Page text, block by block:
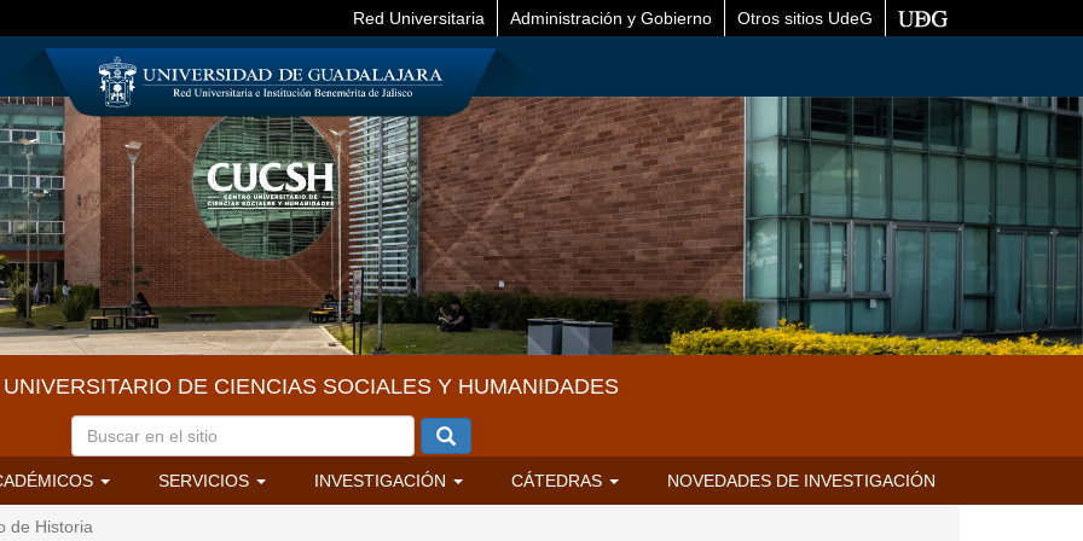
Red Universitaria Administración y Gobierno Otros sitios UdeG
DE CIENCIAS SOCIALES Y HUMANIDADES
SERVICIOS INVESTIGACIÓN CÁTEDRAS NOVEDADES DE INVESTIGACIÓN
de Historia